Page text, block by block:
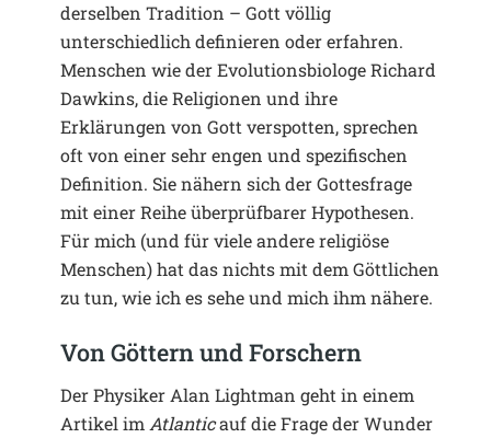
derselben Tradition – Gott völlig
unterschiedlich definieren oder erfahren.
Menschen wie der Evolutionsbiologe Richard
Dawkins, die Religionen und ihre
Erklärungen von Gott verspotten, sprechen
oft von einer sehr engen und spezifischen
Definition. Sie nähern sich der Gottesfrage
mit einer Reihe überprüfbarer Hypothesen.
Für mich (und für viele andere religiöse
Menschen) hat das nichts mit dem Göttlichen
zu tun, wie ich es sehe und mich ihm nähere.
Von Göttern und Forschern
Der Physiker Alan Lightman geht in einem
Artikel im Atlanticauf die Frage der Wunder